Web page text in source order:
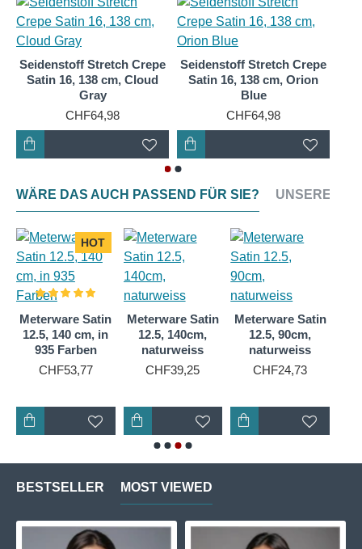
Tragegefühl mit teurer Haptik und Optik.
Der sanfte Seidenglanz hebt sich von preiswerterer
Kunstfaserkleidung ab und Kenner:Innen bemerken
den Unterschied sofort.
Diesen Seidenstoff aus Stretch Crepe Satin 16 Seide
bieten wir hier in Farbnuancen:
#20 Deep Salamander
#18 Lock Siren
#17 Dark Leaf Shade
#16 Leaf Shade
#15 Frosty Green
#14 Green Water
#13 Green Metallic
#11 Colony Green
#10 Gentle Green
Seidenstoff Stretch Crepe
Satin 16, 138 cm, Cloud
Gray
CHF64,98
Seidenstoff Stretch Crepe
Satin 16, 138 cm, Orion
Blue
CHF64,98
WÄRE DAS AUCH PASSEND FÜR SIE? UNSERE
HOT
Meterware Satin
12.5, 140 cm, in
935 Farben
CHF53,77
Meterware Satin
12.5, 140cm,
naturweiss
CHF39,25
Meterware Satin
12.5, 90cm,
naturweiss
CHF24,73
BESTSELLER MOST VIEWED